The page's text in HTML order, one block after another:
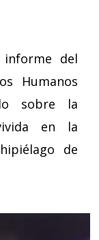
del
Humanos
sobre la
en la
de